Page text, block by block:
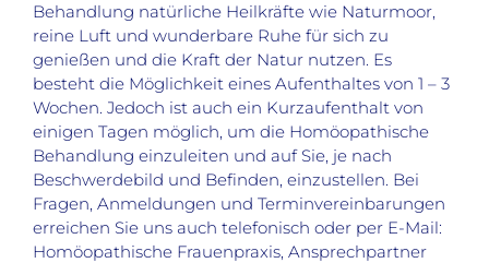
Behandlung natürliche Heilkräfte wie Naturmoor,
reine Luft und wunderbare Ruhe für sich zu
genießen und die Kraft der Natur nutzen. Es
besteht die Möglichkeit eines Aufenthaltes von 1 – 3
Wochen. Jedoch ist auch ein Kurzaufenthalt von
einigen Tagen möglich, um die Homöopathische
Behandlung einzuleiten und auf Sie, je nach
Beschwerdebild und Befinden, einzustellen. Bei
Fragen, Anmeldungen und Terminvereinbarungen
erreichen Sie uns auch telefonisch oder per E-Mail:
Homöopathische Frauenpraxis, Ansprechpartner